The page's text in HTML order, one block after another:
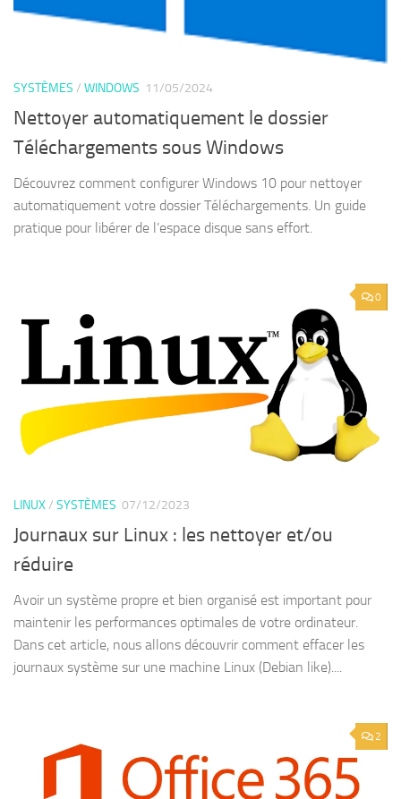
SYSTÈMES / WINDOWS 11/05/2024
Nettoyer automatiquement le dossier
Téléchargements sous Windows
Découvrez comment configurer Windows 10 pour nettoyer
automatiquement votre dossier Téléchargements. Un guide
pratique pour libérer de l’espace disque sans effort.
0
LINUX/ SYSTÈMES 07/12/2023
Journaux sur Linux : les nettoyer et/ou
réduire
Avoir un système propre et bien organisé est important pour
maintenir les performances optimales de votre ordinateur.
Dans cet article, nous allons découvrir comment effacer les
journaux système sur une machine Linux (Debian like)....
2